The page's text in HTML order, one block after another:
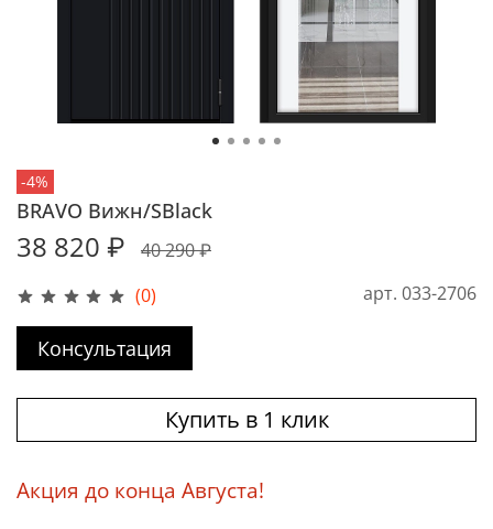
-4%
(0) арт. 033-2706
BRAVO Вижн/SBlack
38 820 ₽ 40 290 ₽
Консультация
Купить в 1 клик
Акция до конца Августа!